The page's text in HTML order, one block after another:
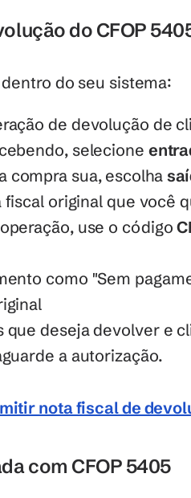
do CFOP
do seu sistema:
de devolução de
selecione
compra sua, escolha
fiscal original que você
use o código
como "Sem
que deseja devolver e
a autorização.
nota fiscal de
com CFOP 5405